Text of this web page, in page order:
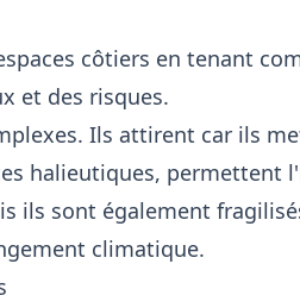
côtiers en tenant
et des risques.
Ils attirent car ils
halieutiques, permettent
ils sont également
climatique.